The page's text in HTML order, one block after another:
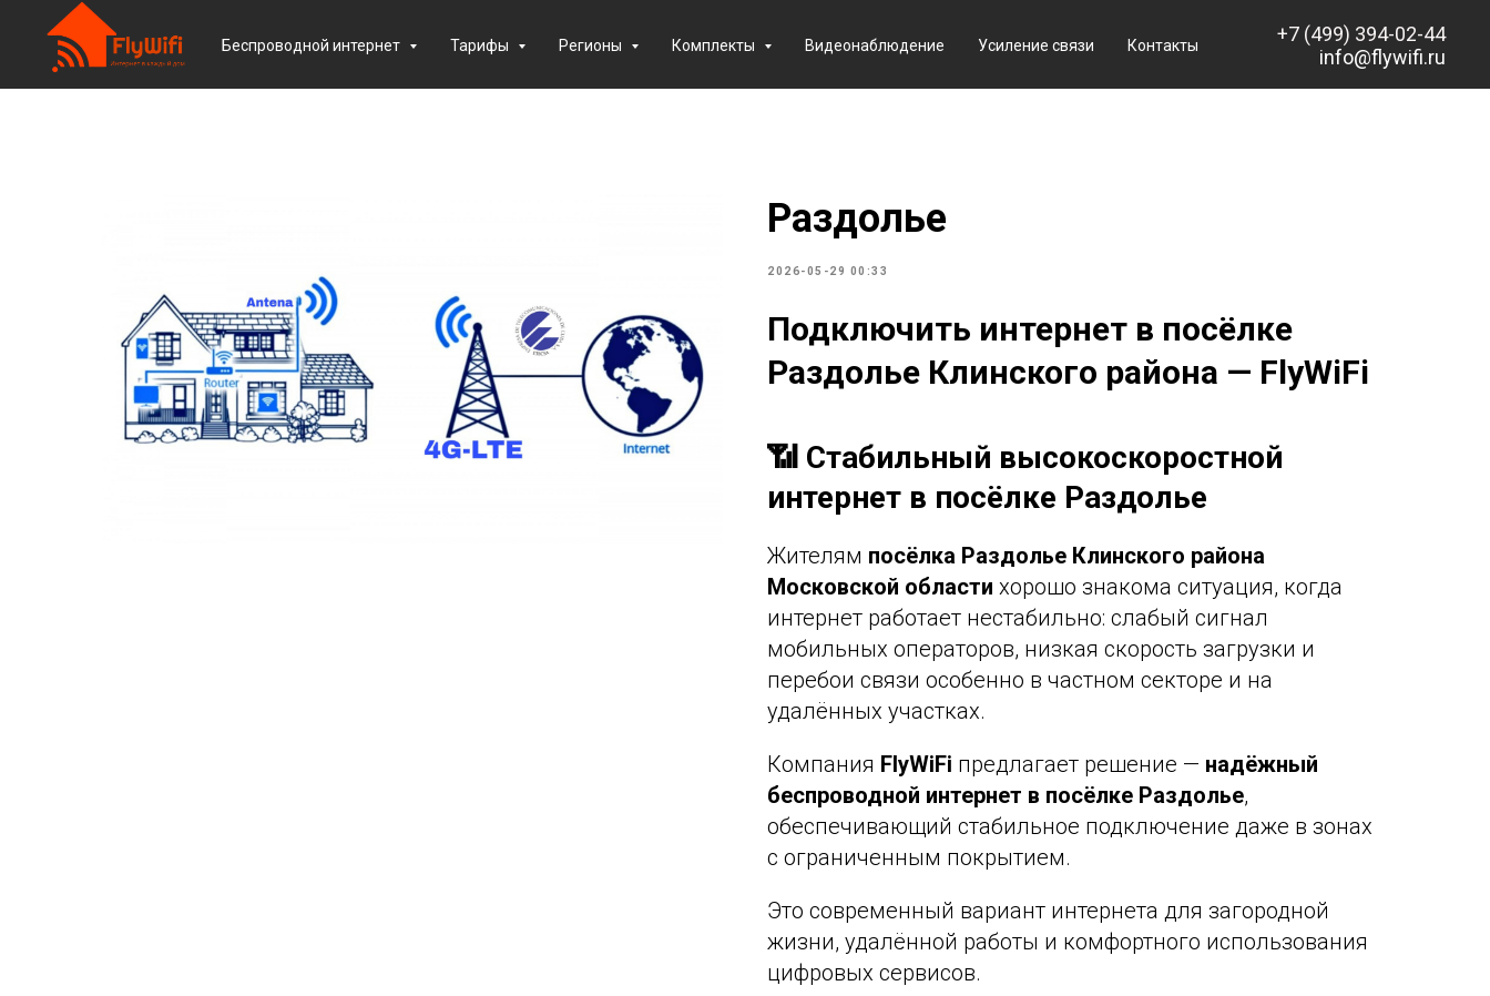
Беспроводной интернет Тарифы Регионы Комплекты Видеонаблюдение Усиление связи Контакты
+7 (499) 394-02-44
info@flywifi.ru
Раздолье
2026-05-29 00:33
Подключить интернет в посёлке
Раздолье Клинского района — FlyWiFi
📶 Стабильный высокоскоростной
интернет в посёлке Раздолье
Жителям посёлка Раздолье Клинского района
Московской области хорошо знакома ситуация, когда
интернет работает нестабильно: слабый сигнал
мобильных операторов, низкая скорость загрузки и
перебои связи особенно в частном секторе и на
удалённых участках.
Компания FlyWiFi предлагает решение — надёжный
беспроводной интернет в посёлке Раздолье,
обеспечивающий стабильное подключение даже в зонах
с ограниченным покрытием.
Это современный вариант интернета для загородной
жизни, удалённой работы и комфортного использования
цифровых сервисов.